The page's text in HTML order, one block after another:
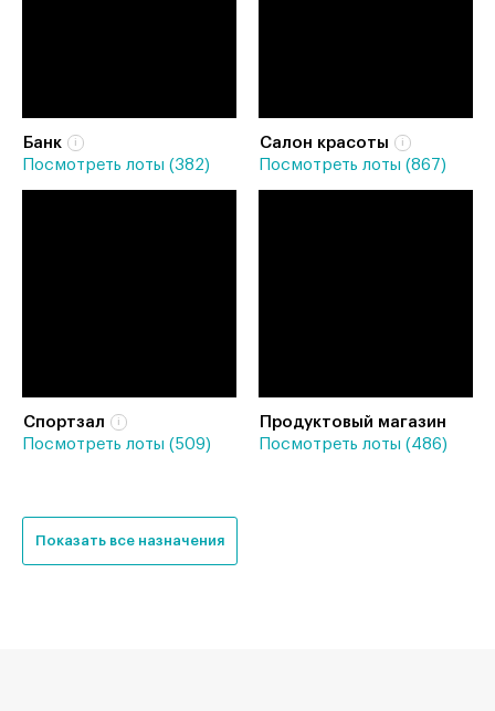
Банк
Посмотреть лоты (382)
Салон красоты
Посмотреть лоты (867)
Спортзал
Посмотреть лоты (509)
Продуктовый магазин
Посмотреть лоты (486)
Показать все назначения